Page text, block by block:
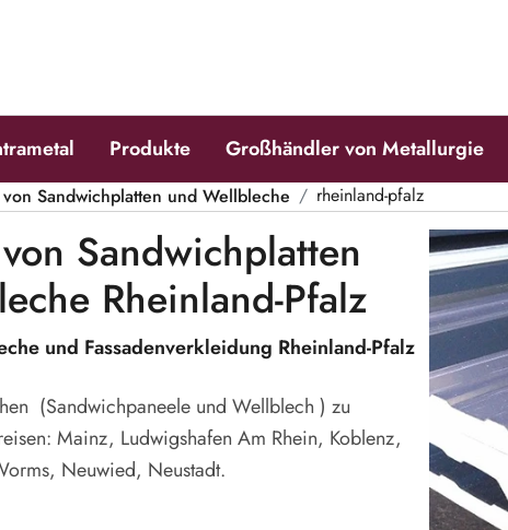
Produkte Großhändler von Metallurgie
Sandwichplatten und Wellbleche rheinland-pfalz
Sandwichplatten
Rheinland-Pfalz
und Fassadenverkleidung Rheinland-Pfalz
(Sandwichpaneele und Wellblech ) zu
Mainz, Ludwigshafen Am Rhein, Koblenz,
Neuwied, Neustadt.